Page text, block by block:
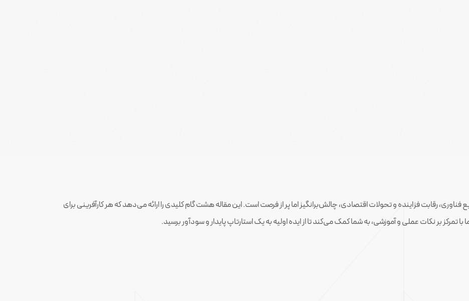
فناوری، رقابت فزاینده و تحولات اقتصادی، چالش‌برانگیز اما پر از فرصت است. این مقاله هشت گام کلیدی را ارائه می‌دهد که هر کارآفرینی برای
بر نکات عملی و آموزشی، به شما کمک می‌کند تا از ایده اولیه به یک استارتاپ پایدار و سودآور برسید.